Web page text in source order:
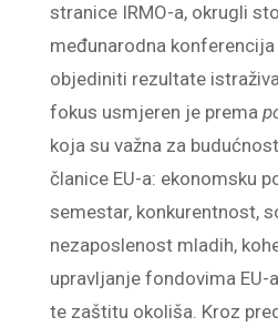
stranice IRMO-a, okrugli
međunarodna
objediniti rezultate
fokus usmjeren je prema
koja su važna za
članice EU-a: ekonomsku
semestar, konkurentnost,
nezaposlenost mladih,
upravljanje fondovima EU-
te zaštitu okoliša. Kroz